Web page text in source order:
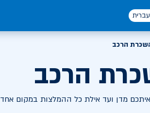
עברית
הרכב
הרכב
מדן ועד אילת כל ההמלצות במקום אחד